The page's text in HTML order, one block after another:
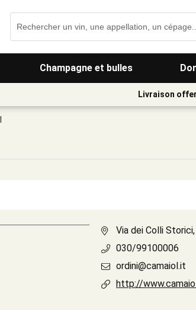
Champagne et bulles
Livraison
Via dei Colli
030/99100006
ordini@camaiol.it
http://